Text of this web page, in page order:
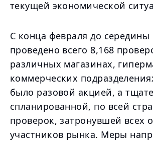
текущей экономической
С конца февраля до
проведено всего 8,168
различных магазинах,
коммерческих
было разовой акцией, а
спланированной, по всей
проверок, затронувшей всех
участников рынка. Меры